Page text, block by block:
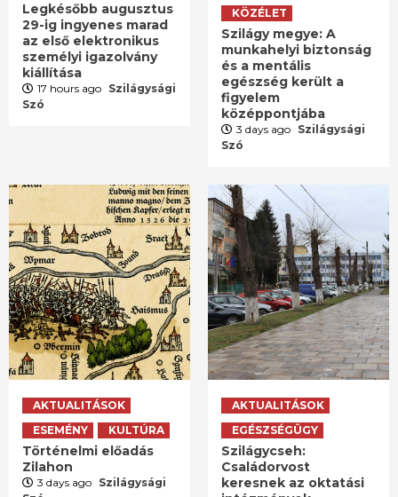
Legkésőbb augusztus
29-ig ingyenes marad
az első elektronikus
személyi igazolvány
kiállítása
17 hours ago Szilágysági
Szó
KÖZÉLET
Szilágy megye: A
munkahelyi biztonság
és a mentális
egészség került a
figyelem
középpontjába
3 days ago Szilágysági
Szó
AKTUALITÁSOK
ESEMÉNY
KULTÚRA
Történelmi előadás
Zilahon
3 days ago Szilágysági
AKTUALITÁSOK
EGÉSZSÉGÜGY
Szilágycseh:
Családorvost
keresnek az oktatási